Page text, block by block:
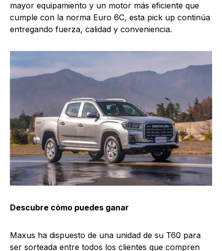
mayor equipamiento y un motor más eficiente que
cumple con la norma Euro 6C, esta pick up continúa
entregando fuerza, calidad y conveniencia.
Descubre cómo puedes ganar
Maxus ha dispuesto de una unidad de su T60 para
ser sorteada entre todos los clientes que compren